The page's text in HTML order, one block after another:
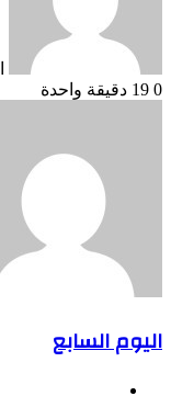
0
دقيقة واحدة
اليوم السابع